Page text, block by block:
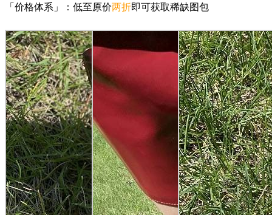
「价格体系」：低至原价两折即可获取稀缺图包